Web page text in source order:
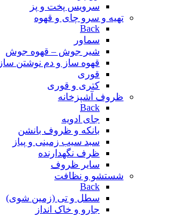
سرویس پخت و پز
تهیه و سرو چای و قهوه
Back
سماور
شیر جوش – قهوه جوش
قهوه ساز و دم نوشتن ساز
قوری
کتری و قوری
ظروف آشپزخانه
Back
جای ادویه
بانکه و ظروف بانشن
سبد سیب زمینی و پیاز
ظرف نگهدارنده
سایر ظروف
شستشو و نظافت
Back
سطل و تی (زمین شوی)
جارو و خاک انداز